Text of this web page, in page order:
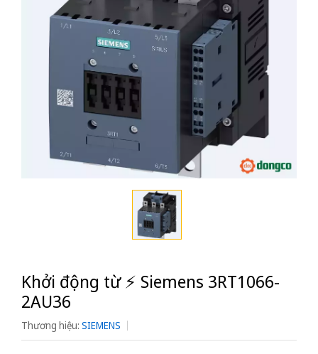
Khởi động từ ⚡️ Siemens 3RT1066-
2AU36
Thương hiệu: SIEMENS